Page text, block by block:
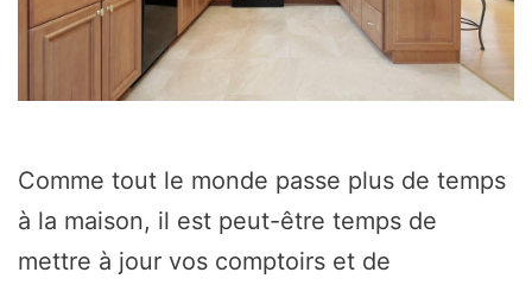
Comme tout le monde passe plus de temps
à la maison, il est peut-être temps de
mettre à jour vos comptoirs et de